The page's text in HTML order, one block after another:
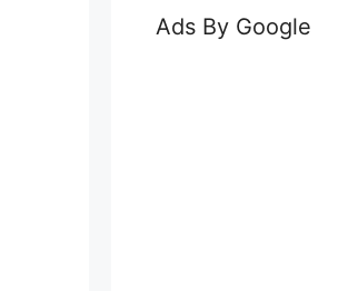
Ads By Google